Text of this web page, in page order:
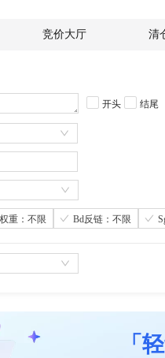
竞价大厅 清
开头 结尾
重：不限 Bd反链：不限
「